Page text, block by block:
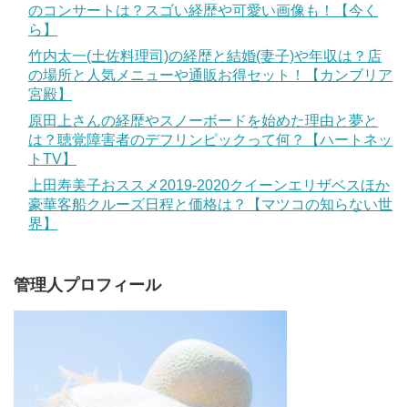
のコンサートは？スゴい経歴や可愛い画像も！【今く
ら】
竹内太一(土佐料理司)の経歴と結婚(妻子)や年収は？店
の場所と人気メニューや通販お得セット！【カンブリア
宮殿】
原田上さんの経歴やスノーボードを始めた理由と夢と
は？聴覚障害者のデフリンピックって何？【ハートネッ
トTV】
上田寿美子おススメ2019-2020クイーンエリザベスほか
豪華客船クルーズ日程と価格は？【マツコの知らない世
界】
管理人プロフィール